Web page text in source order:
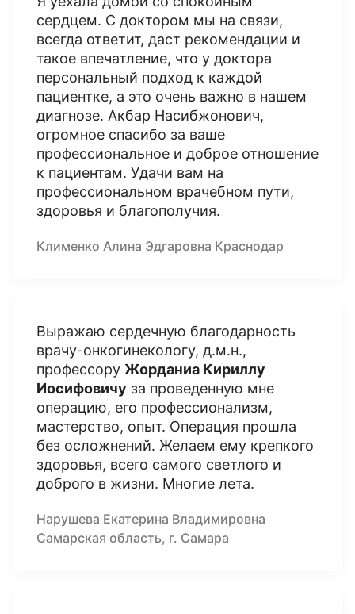
сердцем. С доктором мы на связи,
всегда ответит, даст рекомендации и
такое впечатление, что у доктора
персональный подход к каждой
пациентке, а это очень важно в нашем
диагнозе. Акбар Насибжонович,
огромное спасибо за ваше
профессиональное и доброе отношение
к пациентам. Удачи вам на
профессиональном врачебном пути,
здоровья и благополучия.
Клименко Алина Эдгаровна Краснодар
Выражаю сердечную благодарность
врачу-онкогинекологу, д.м.н.,
профессору Жорданиа Кириллу
Иосифовичу за проведенную мне
операцию, его профессионализм,
мастерство, опыт. Операция прошла
без осложнений. Желаем ему крепкого
здоровья, всего самого светлого и
доброго в жизни. Многие лета.
Нарушева Екатерина Владимировна
Самарская область, г. Самара